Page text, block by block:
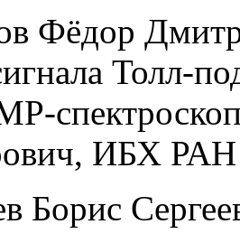
Фёдор
Толл-
ИБХ РАН
Борис